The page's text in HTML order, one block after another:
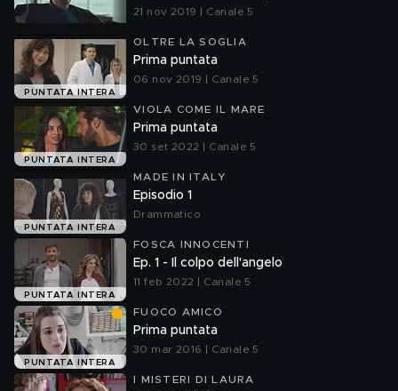
21 nov 2019 | Canale 5
PUNTATA INTERA
OLTRE LA SOGLIA
Prima puntata
06 nov 2019 | Canale 5
PUNTATA INTERA
VIOLA COME IL MARE
Prima puntata
30 set 2022 | Canale 5
PUNTATA INTERA
MADE IN ITALY
Episodio 1
Drammatico
PUNTATA INTERA
FOSCA INNOCENTI
Ep. 1 - Il colpo dell'angelo
11 feb 2022 | Canale 5
PUNTATA INTERA
FUOCO AMICO
Prima puntata
30 mar 2016 | Canale 5
I MISTERI DI LAURA